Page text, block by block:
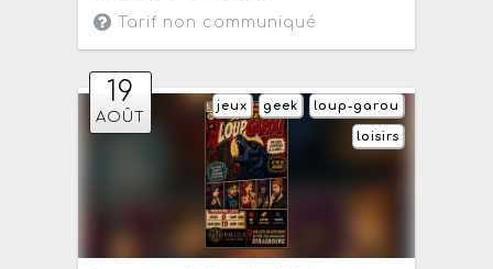
Tarif non communiqué
19
AOÛT
loup-garou
geek
jeux
loisirs